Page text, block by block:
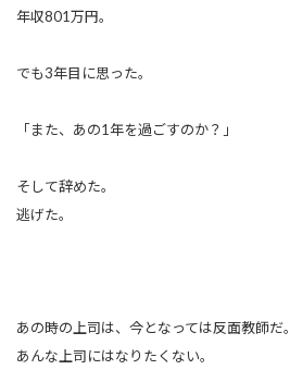
年収801万円。
でも3年目に思った。
「また、あの1年を過ごすのか？」
そして辞めた。
逃げた。
あの時の上司は、今となっては反面教師だ。
あんな上司にはなりたくない。